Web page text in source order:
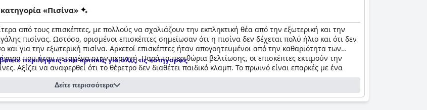
«Πισίνα»
από τους επισκέπτες, με πολλούς να σχολιάζουν την εκπληκτική θέα από την εξωτερική και την
πισίνας. Ωστόσο, ορισμένοι επισκέπτες σημείωσαν ότι η πισίνα δεν δέχεται πολύ ήλιο και ότι δεν
για την εξωτερική πισίνα. Αρκετοί επισκέπτες ήταν απογοητευμένοι από την καθαριότητα των
που ήταν πεταμένα στην περιοχή. Παρά τα περιθώρια βελτίωσης, οι επισκέπτες εκτιμούν την
Αξίζει να αναφερθεί ότι το θέρετρο δεν διαθέτει παιδικό κλαμπ. Το πρωινό είναι επαρκές με ένα
Ορισμένοι επισκέπτες σημείωσαν προβλήματα με την εξυπηρέτηση, αλλά αναφέρθηκε ο
εξεπλάγησαν όταν διαπίστωσαν ότι ορισμένες ανέσεις που διαφημίζονταν δεν περιλαμβάνονταν,
στην κορυφή του λόφου προσφέρει απίστευτη θέα, αλλά μπορεί να είναι λίγο τρομακτική για
περιλήψεις από κριτικές για όλες τις κατηγορίες
Δείτε περισσότερα